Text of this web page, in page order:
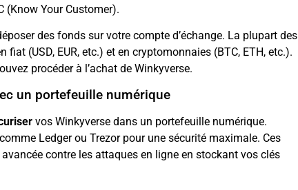
(Know Your Customer).
des fonds sur votre compte d’échange. La plupart des
(USD, EUR, etc.) et en cryptomonnaies (BTC, ETH, etc.).
procéder à l’achat de Winkyverse.
un portefeuille numérique
vos Winkyverse dans un portefeuille numérique.
Ledger ou Trezor pour une sécurité maximale. Ces
contre les attaques en ligne en stockant vos clés